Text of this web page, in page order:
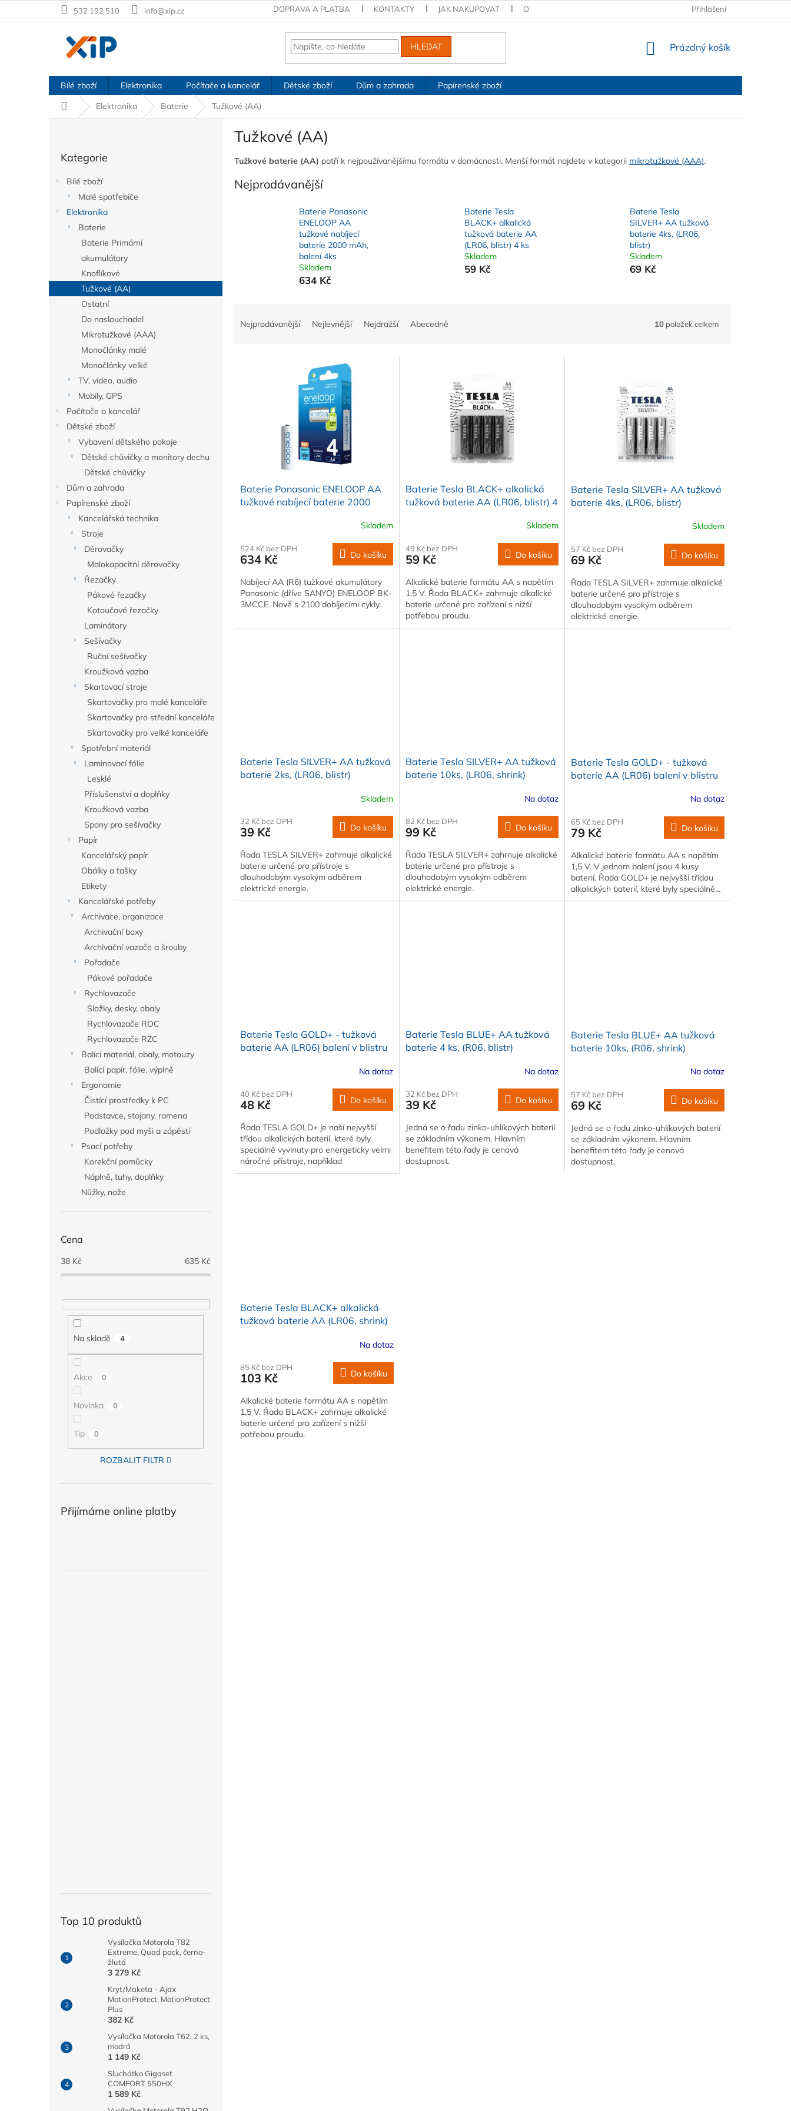
na
532 192 510 info@xip.cz DOPRAVA A PLATBA KONTAKTY JAK NAKUPOVAT OBCHODNÍ PODMÍNKY PODMÍNKY OCHRANY OSOBNÍCH ÚDAJŮ
Přihlášení
HLEDAT
NÁKUPNÍ
Prázdný košík
Bílé zboží Elektronika Počítače a kancelář Dětské zboží Dům a zahrada
Papírenské zboží
Domů
Elektronika Baterie Tužkové (AA)
e
l
kategorie
Kategorie
Bílé zboží
Malé spotřebiče
Elektronika
Baterie
Baterie Primární
akumulátory
Knoflíkové
Tužkové (AA)
Ostatní
Do naslouchadel
Mikrotužkové (AAA)
Monočlánky malé
Monočlánky velké
TV, video, audio
Mobily, GPS
Počítače a kancelář
Dětské zboží
Vybavení dětského pokoje
Dětské chůvičky a monitory dechu
Dětské chůvičky
Dům a zahrada
Papírenské zboží
Kancelářská technika
Stroje
Děrovačky
Malokapacitní děrovačky
Řezačky
Pákové řezačky
Kotoučové řezačky
Laminátory
Sešívačky
Ruční sešívačky
Kroužková vazba
Skartovací stroje
Skartovačky pro malé kanceláře
Skartovačky pro střední kanceláře
Skartovačky pro velké kanceláře
Spotřební materiál
Laminovací fólie
Lesklé
Příslušenství a doplňky
Kroužková vazba
Spony pro sešívačky
Papír
Kancelářský papír
Obálky a tašky
Etikety
Kancelářské potřeby
Archivace, organizace
Archivační boxy
Archivační vazače a šrouby
Pořadače
Pákové pořadače
Rychlovazače
Složky, desky, obaly
Rychlovazače ROC
Rychlovazače RZC
Balící materiál, obaly, motouzy
Balící papír, fólie, výplně
Ergonomie
Čistící prostředky k PC
Podstavce, stojany, ramena
Podložky pod myši a zápěstí
Psací potřeby
Korekční pomůcky
Náplně, tuhy, doplňky
Nůžky, nože
Cena
38 Kč 635 Kč
Na skladě 4
Akce 0
Novinka 0
Tip 0
ROZBALIT FILTR
Přijímáme online platby
Top 10 produktů
Vysílačka Motorola T82
Extreme, Quad pack, černo-
žlutá
3 279 Kč
Kryt/Maketa - Ajax
MotionProtect, MotionProtect
Plus
382 Kč
Vysílačka Motorola T62, 2 ks,
modrá
1 149 Kč
Sluchátko Gigaset
COMFORT 550HX
1 589 Kč
Tužkové (AA)
Tužkové baterie (AA) patří k nejpoužívanějšímu formátu v domácnosti. Menší formát najdete v kategorii mikrotužkové (AAA).
Nejprodávanější
Baterie Panasonic
ENELOOP AA
tužkové nabíjecí
baterie 2000 mAh,
balení 4ks
Skladem
634 Kč
Baterie Tesla
BLACK+ alkalická
tužková baterie AA
(LR06, blistr) 4 ks
Skladem
59 Kč
Baterie Tesla
SILVER+ AA tužková
baterie 4ks, (LR06,
blistr)
Skladem
69 Kč
Nejprodávanější Nejlevnější Nejdražší Abecedně 10 položek celkem
Baterie Panasonic ENELOOP AA
tužkové nabíjecí baterie 2000
Skladem
524 Kč bez DPH
634 Kč Do košíku
Nabíjecí AA (R6) tužkové akumulátory
Panasonic (dříve SANYO) ENELOOP BK-
3MCCE. Nově s 2100 dobíjecími cykly.
Baterie Tesla BLACK+ alkalická
tužková baterie AA (LR06, blistr) 4
Skladem
49 Kč bez DPH
59 Kč Do košíku
Alkalické baterie formátu AA s napětím
1,5 V. Řada BLACK+ zahrnuje alkalické
baterie určené pro zařízení s nižší
potřebou proudu.
Baterie Tesla SILVER+ AA tužková
baterie 4ks, (LR06, blistr)
Skladem
57 Kč bez DPH
69 Kč Do košíku
Řada TESLA SILVER+ zahrnuje alkalické
baterie určené pro přístroje s
dlouhodobým vysokým odběrem
elektrické energie.
Baterie Tesla SILVER+ AA tužková
baterie 2ks, (LR06, blistr)
Skladem
32 Kč bez DPH
39 Kč Do košíku
Řada TESLA SILVER+ zahrnuje alkalické
baterie určené pro přístroje s
dlouhodobým vysokým odběrem
elektrické energie.
Baterie Tesla SILVER+ AA tužková
baterie 10ks, (LR06, shrink)
Na dotaz
82 Kč bez DPH
99 Kč Do košíku
Řada TESLA SILVER+ zahrnuje alkalické
baterie určené pro přístroje s
dlouhodobým vysokým odběrem
elektrické energie.
Baterie Tesla GOLD+ - tužková
baterie AA (LR06) balení v blistru
Na dotaz
65 Kč bez DPH
79 Kč Do košíku
Alkalické baterie formátu AA s napětím
1,5 V. V jednom balení jsou 4 kusy
baterií. Řada GOLD+ je nejvyšší třídou
alkalických baterií, které byly speciálně…
Baterie Tesla GOLD+ - tužková
baterie AA (LR06) balení v blistru
Na dotaz
40 Kč bez DPH
48 Kč Do košíku
Řada TESLA GOLD+ je naší nejvyšší
třídou alkalických baterií, které byly
speciálně vyvinuty pro energeticky velmi
náročné přístroje, například
fotoaparáty…
Baterie Tesla BLUE+ AA tužková
baterie 4 ks, (R06, blistr)
Na dotaz
32 Kč bez DPH
39 Kč Do košíku
Jedná se o řadu zinko-uhlíkových baterií
se základním výkonem. Hlavním
benefitem této řady je cenová
dostupnost.
Baterie Tesla BLUE+ AA tužková
baterie 10ks, (R06, shrink)
Na dotaz
57 Kč bez DPH
69 Kč Do košíku
Jedná se o řadu zinko-uhlíkových baterií
se základním výkonem. Hlavním
benefitem této řady je cenová
dostupnost.
Baterie Tesla BLACK+ alkalická
tužková baterie AA (LR06, shrink)
Na dotaz
85 Kč bez DPH
103 Kč Do košíku
Alkalické baterie formátu AA s napětím
1,5 V. Řada BLACK+ zahrnuje alkalické
baterie určené pro zařízení s nižší
potřebou proudu.